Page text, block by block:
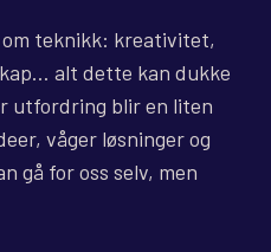
teknikk: kreativitet,
alt dette kan dukke
utfordring blir en liten
våger løsninger og
gå for oss selv, men